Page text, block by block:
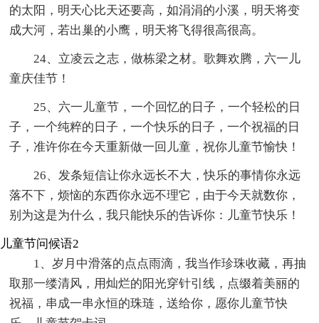
的太阳，明天心比天还要高，如涓涓的小溪，明天将变
成大河，若出巢的小鹰，明天将飞得很高很高。
24、立凌云之志，做栋梁之材。歌舞欢腾，六一儿
童庆佳节！
25、六一儿童节，一个回忆的日子，一个轻松的日
子，一个纯粹的日子，一个快乐的日子，一个祝福的日
子，准许你在今天重新做一回儿童，祝你儿童节愉快！
26、发条短信让你永远长不大，快乐的事情你永远
落不下，烦恼的东西你永远不理它，由于今天就数你，
别为这是为什么，我只能快乐的告诉你：儿童节快乐！
儿童节问候语2
1、岁月中滑落的点点雨滴，我当作珍珠收藏，再抽
取那一缕清风，用灿烂的阳光穿针引线，点缀着美丽的
祝福，串成一串永恒的珠琏，送给你，愿你儿童节快